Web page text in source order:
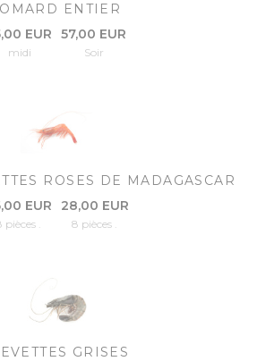
ENTIER
EUR
midi
57,00 EUR
Soir
ROSES DE MADAGASCAR
EUR
pièces .
28,00 EUR
8 pièces .
GRISES